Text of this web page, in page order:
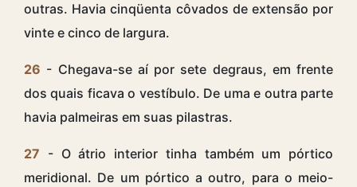
outras. Havia cinqüenta côvados de extensão por
vinte e cinco de largura.
26 - Chegava-se aí por sete degraus, em frente
dos quais ficava o vestíbulo. De uma e outra parte
havia palmeiras em suas pilastras.
27 - O átrio interior tinha também um pórtico
meridional. De um pórtico a outro, para o meio-